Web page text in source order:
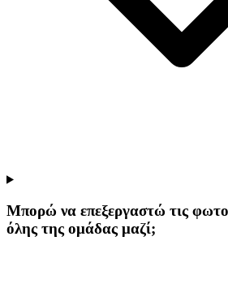
Μπορώ να επεξεργαστώ τις
όλης της ομάδας μαζί;